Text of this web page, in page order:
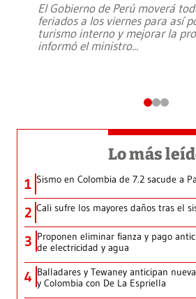
El Gobierno de Perú moverá
feriados a los viernes para así
turismo interno y mejorar la
informó el ministro...
Lo más
1 Sismo en Colombia de 7.2 sacude a
2 Cali sufre los mayores daños tras el
3 Proponen eliminar fianza y pago
de electricidad y agua
4 Balladares y Tewaney anticipan
y Colombia con De La Espriella